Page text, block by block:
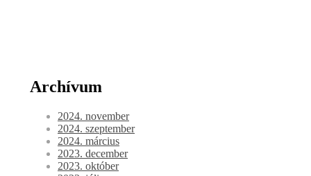
Archívum
2024. november
2024. szeptember
2024. március
2023. december
2023. október